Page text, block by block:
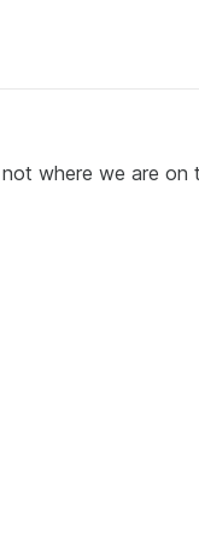
where we are on